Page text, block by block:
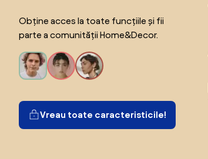
Obține acces la toate funcțiile și fii
parte a comunității Home&Decor.
Vreau toate caracteristicile!